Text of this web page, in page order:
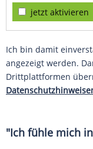
jetzt aktivieren
Ich bin damit
angezeigt werden.
Drittplattformen
"Ich fühle mich